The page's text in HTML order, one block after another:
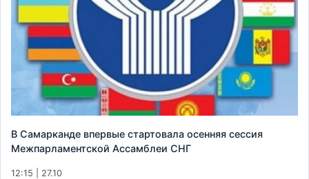
В Самарканде впервые стартовала осенняя сессия
Межпарламентской Ассамблеи СНГ
12:15 | 27.10